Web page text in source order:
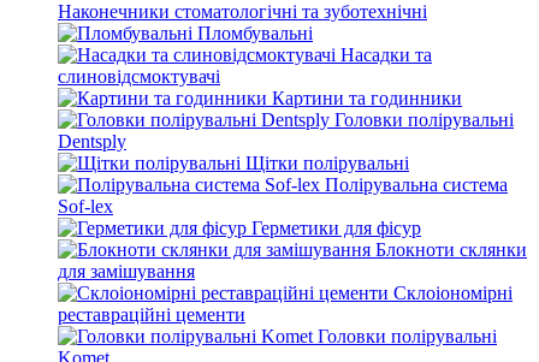
Наконечники стоматологічні та зуботехнічні
Пломбувальні
Насадки та
слиновідсмоктувачі
Картини та годинники
Головки полірувальні
Dentsply
Щітки полірувальні
Полірувальна система
Sof-lex
Герметики для фісур
Блокноти склянки
для замішування
Склоіономірні
реставраційні цементи
Головки полірувальні
Komet